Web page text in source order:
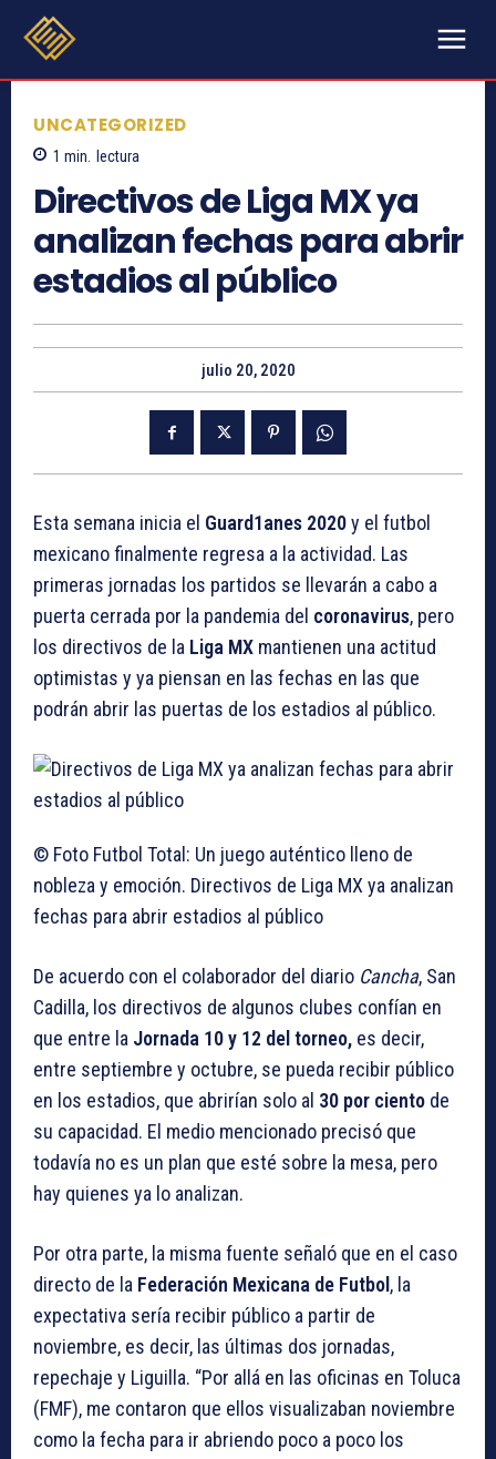
UNCATEGORIZED
1 min. lectura
Directivos de Liga MX ya
analizan fechas para abrir
estadios al público
julio 20, 2020
Esta semana inicia el Guard1anes 2020y el futbol
mexicano finalmente regresa a la actividad. Las
primeras jornadas los partidos se llevarán a cabo a
puerta cerrada por la pandemia del coronavirus, pero
los directivos de la Liga MX mantienen una actitud
optimistas y ya piensan en las fechas en las que
podrán abrir las puertas de los estadios al público.
© Foto Futbol Total: Un juego auténtico lleno de
nobleza y emoción. Directivos de Liga MX ya analizan
fechas para abrir estadios al público
De acuerdo con el colaborador del diario Cancha, San
Cadilla, los directivos de algunos clubes confían en
que entre la Jornada 10 y 12 del torneo, es decir,
entre septiembre y octubre, se pueda recibir público
en los estadios, que abrirían solo al 30 por ciento de
su capacidad. El medio mencionado precisó que
todavía no es un plan que esté sobre la mesa, pero
hay quienes ya lo analizan.
Por otra parte, la misma fuente señaló que en el caso
directo de la Federación Mexicana de Futbol , la
expectativa sería recibir público a partir de
noviembre, es decir, las últimas dos jornadas,
repechaje y Liguilla. “Por allá en las oficinas en Toluca
(FMF), me contaron que ellos visualizaban noviembre
como la fecha para ir abriendo poco a poco los